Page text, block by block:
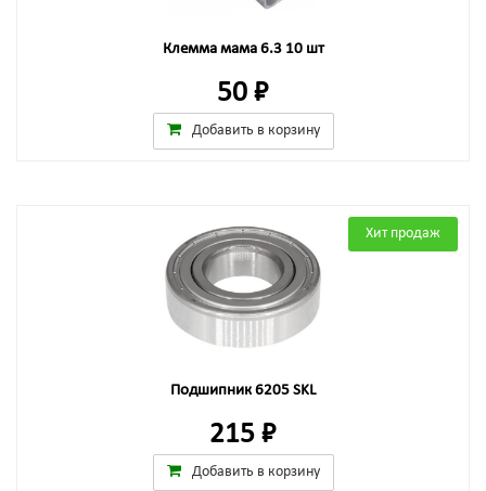
Клемма мама 6.3 10 шт
50 ₽
Добавить в корзину
Хит продаж
Подшипник 6205 SKL
215 ₽
Добавить в корзину